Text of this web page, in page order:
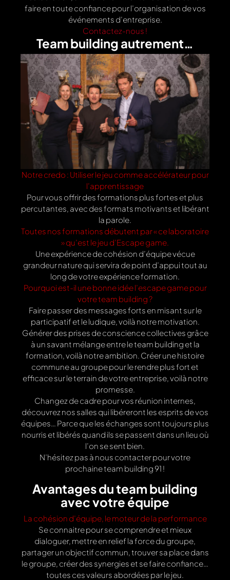
faire en toute confiance pour l’organisation de vos
événements d’entreprise.
Contactez-nous !
Team building autrement…
Notre credo : Utiliser le jeu comme accélérateur pour
l’apprentissage
Pour vous offrir des formations plus fortes et plus
percutantes, avec des formats motivants et libérant
la parole.
Toutes nos formations débutent par « ce laboratoire
» qu’est le jeu d’Escape game.
Une expérience de cohésion d’équipe vécue
grandeur nature qui servira de point d’appui tout au
long de votre expérience formation.
Pourquoi est-il une bonne idée l’escape game pour
votre team building ?
Faire passer des messages forts en misant sur le
participatif et le ludique, voilà notre motivation.
Générer des prises de conscience collectives grâce
à un savant mélange entre le team building et la
formation, voilà notre ambition. Créer une histoire
commune au groupe pour le rendre plus fort et
efficace sur le terrain de votre entreprise, voilà notre
promesse.
Changez de cadre pour vos réunion internes,
découvrez nos salles qui libéreront les esprits de vos
équipes… Parce que les échanges sont toujours plus
nourris et libérés quand ils se passent dans un lieu où
l’on se sent bien.
N’hésitez pas à nous contacter pour votre
prochaine team building 91 !
Avantages du team building
avec votre équipe
La cohésion d’équipe, le moteur de la performance
Se connaitre pour se comprendre et mieux
dialoguer, mettre en relief la force du groupe,
partager un objectif commun, trouver sa place dans
le groupe, créer des synergies et se faire confiance…
toutes ces valeurs abordées par le jeu.